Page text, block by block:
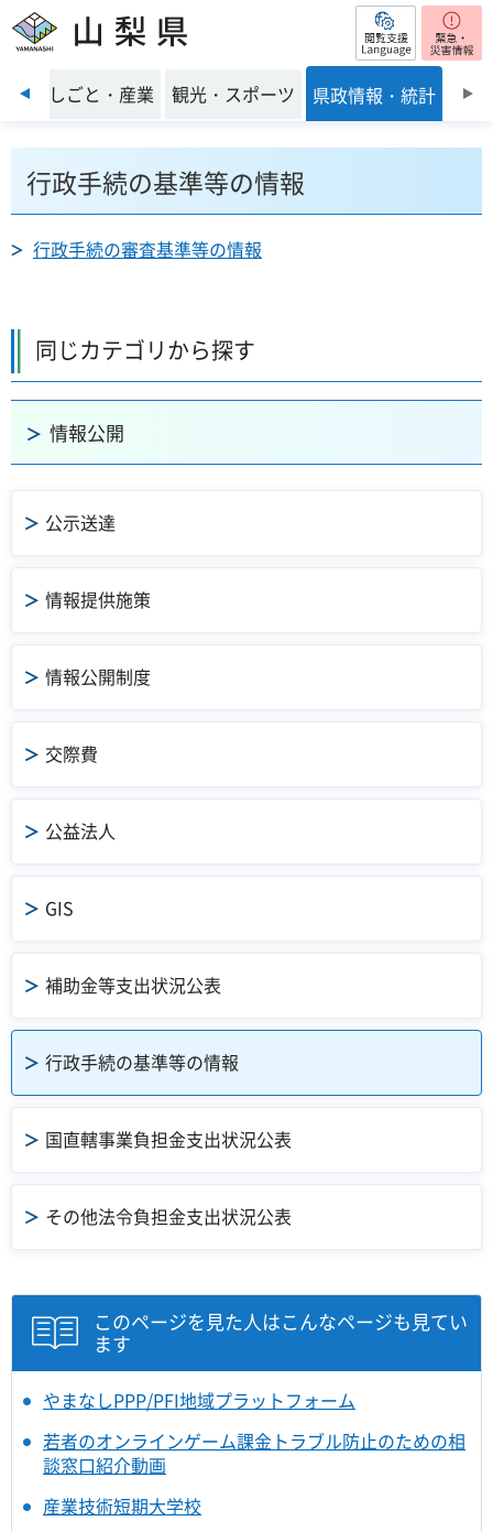
山梨県 閲覧支援
前のスライドを表示
境 しごと・産業 観光・スポーツ 県政情報・統計
行政手続の基準等の情報
行政手続の審査基準等の情報
同じカテゴリから探す
情報公開
公示送達
情報提供施策
情報公開制度
交際費
公益法人
GIS
補助金等支出状況公表
行政手続の基準等の情報
国直轄事業負担金支出状況公表
その他法令負担金支出状況公表
このページを見た人はこんなページも見てい
ます
やまなしPPP/PFI地域プラットフォーム
若者のオンラインゲーム課金トラブル防止のための相
談窓口紹介動画
産業技術短期大学校